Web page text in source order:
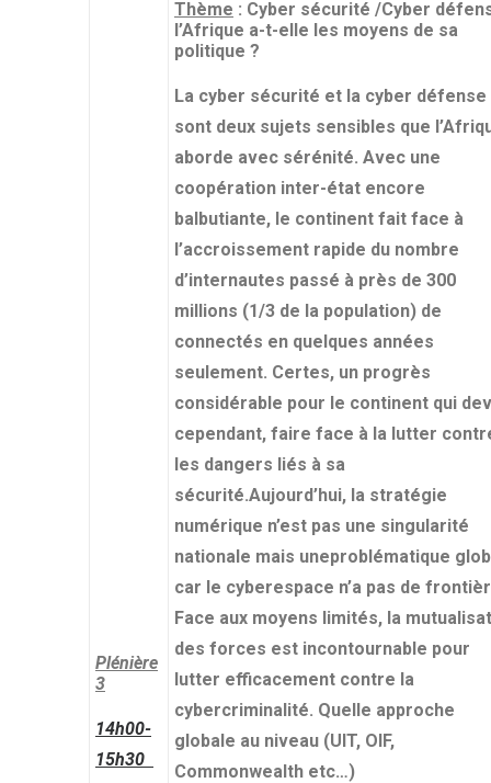
Plénière
3
14h00-
15h30
Thème : Cyber sécurité /Cyber
l’Afrique a-t-elle les moyens de sa
politique ?
La cyber sécurité et la cyber défense
sont deux sujets sensibles que
aborde avec sérénité. Avec une
coopération inter-état encore
balbutiante, le continent fait face à
l’accroissement rapide du nombre
d’internautes passé à près de 300
millions (1/3 de la population) de
connectés en quelques années
seulement. Certes, un progrès
considérable pour le continent qui
cependant, faire face à la lutter
les dangers liés à sa
sécurité.Aujourd’hui, la stratégie
numérique n’est pas une singularité
nationale mais uneproblématique
car le cyberespace n’a pas de
Face aux moyens limités, la
des forces est incontournable pour
lutter efficacement contre la
cybercriminalité. Quelle approche
globale au niveau (UIT, OIF,
Commonwealth etc…)